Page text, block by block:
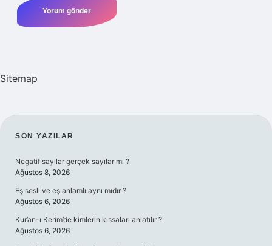
Sitemap
SIDEBAR
SON YAZILAR
Negatif sayılar gerçek sayılar mı ?
Ağustos 8, 2026
Eş sesli ve eş anlamlı aynı mıdır ?
Ağustos 6, 2026
Kur’an-ı Kerim’de kimlerin kıssaları anlatılır ?
Ağustos 6, 2026